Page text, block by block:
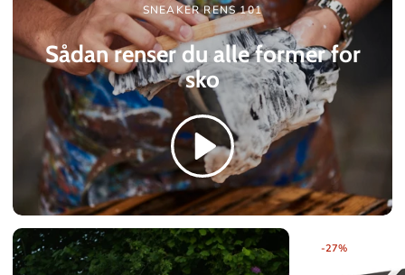
SNEAKER RENS 101
Sådan renser du alle former for
sko
F
e
-27%